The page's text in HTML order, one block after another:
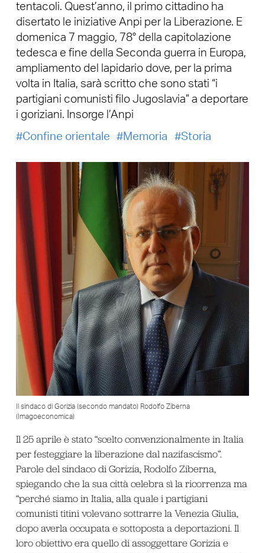
tentacoli. Quest’anno, il primo cittadino ha
disertato le iniziative Anpi per la Liberazione. E
domenica 7 maggio, 78° della capitolazione
tedesca e fine della Seconda guerra in Europa,
ampliamento del lapidario dove, per la prima
volta in Italia, sarà scritto che sono stati “i
partigiani comunisti filo Jugoslavia” a deportare
i goriziani. Insorge l’Anpi
Confine orientale
Memoria Storia
Il sindaco di Gorizia (secondo mandato) Rodolfo Ziberna
(Imagoeconomica)
Il 25 aprile è stato “scelto convenzionalmente in Italia
per festeggiare la liberazione dal nazifascismo”.
Parole del sindaco di Gorizia, Rodolfo Ziberna,
spiegando che la sua città celebra sì la ricorrenza ma
“perché siamo in Italia, alla quale i partigiani
comunisti titini volevano sottrarre la Venezia Giulia,
dopo averla occupata e sottoposta a deportazioni. Il
loro obiettivo era quello di assoggettare Gorizia e